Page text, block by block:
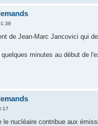
de Jean-Marc Jancovici qui
minutes au début de
le nucléaire contribue aux